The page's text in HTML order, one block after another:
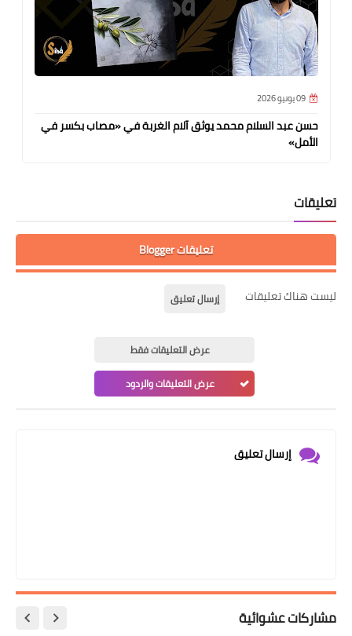
09 يونيو 2026
حسن عبد السلام محمد يوثق آلام الغربة في «مصاب بكسر في
الأمل»
تعليقات
تعليقات Blogger
ليست هناك تعليقات إرسال تعليق
عرض التعليقات فقط
عرض التعليقات والردود
إرسال تعليق
مشاركات عشوائية